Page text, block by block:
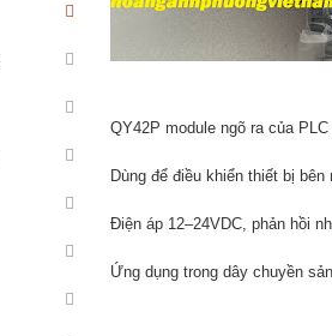
QY42P module ngõ ra của
Dùng để điều khiển thiết bị
Điện áp 12–24VDC, phản hồi
Ứng dụng trong dây chuyền